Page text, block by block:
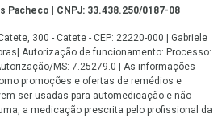
Pacheco | CNPJ: 33.438.250/0187-08
300 - Catete - CEP: 22220-000 | Gabriele
Autorização de funcionamento: Processo:
MS: 7.25279.0 | As informações
promoções e ofertas de remédios e
ser usadas para automedicação e não
a medicação prescrita pelo profissional da